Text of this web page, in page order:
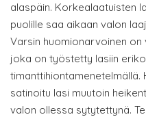
alaspäin. Korkealaatuisten
puolille saa aikaan valon
Varsin huomionarvoinen
joka on työstetty lasiin
satinoitu lasi muutoin
valon ollessa sytytettynä.